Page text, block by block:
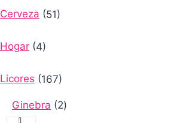
Cerveza
51
51
productos
Hogar
4
4
productos
Licores
167
167
productos
Ginebra
22